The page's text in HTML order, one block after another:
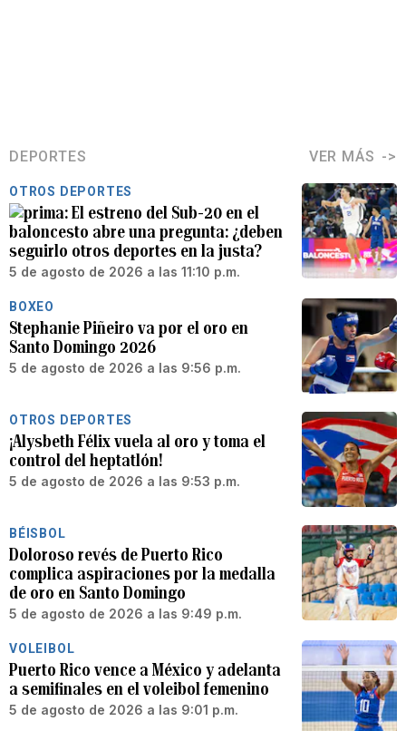
DEPORTES VER MÁS
OTROS DEPORTES
El estreno del Sub-20 en el
baloncesto abre una pregunta: ¿deben
seguirlo otros deportes en la justa?
5 de agosto de 2026 a las 11:10 p.m.
BOXEO
Stephanie Piñeiro va por el oro en
Santo Domingo 2026
5 de agosto de 2026 a las 9:56 p.m.
OTROS DEPORTES
¡Alysbeth Félix vuela al oro y toma el
control del heptatlón!
5 de agosto de 2026 a las 9:53 p.m.
BÉISBOL
Doloroso revés de Puerto Rico
complica aspiraciones por la medalla
de oro en Santo Domingo
5 de agosto de 2026 a las 9:49 p.m.
VOLEIBOL
Puerto Rico vence a México y adelanta
a semifinales en el voleibol femenino
5 de agosto de 2026 a las 9:01 p.m.